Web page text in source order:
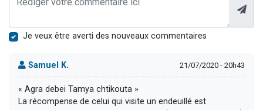
Je veux être averti des nouveaux commentaires
Samuel K. 21/07/2020 - 20h43
« Agra debei Tamya chtikouta »
La récompense de celui qui visite un endeuillé est